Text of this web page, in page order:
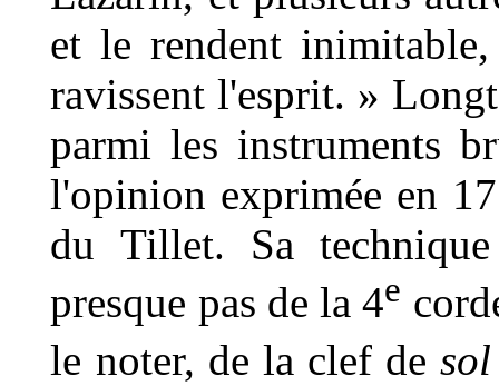
et le rendent
ravissent l'esprit. »
parmi les instruments
l'opinion exprimée en
du Tillet. Sa
presque pas de la 4e
le noter, de la clef desol